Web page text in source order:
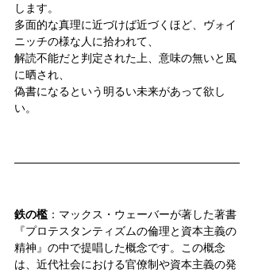
します。
多面的な真理に近づけば近づくほど、ヴォイ
ニッチの様な人に拾われて、
解読不能だと判定された上、意味の無いと風
に晒され、
偽書になるという明るい未来があって欲し
い。
鉄の檻 ：マックス・ウェーバーが著した著書
『プロテスタンティズムの倫理と資本主義の
精神』の中で提唱した概念です。この概念
は、近代社会における官僚制や資本主義の発